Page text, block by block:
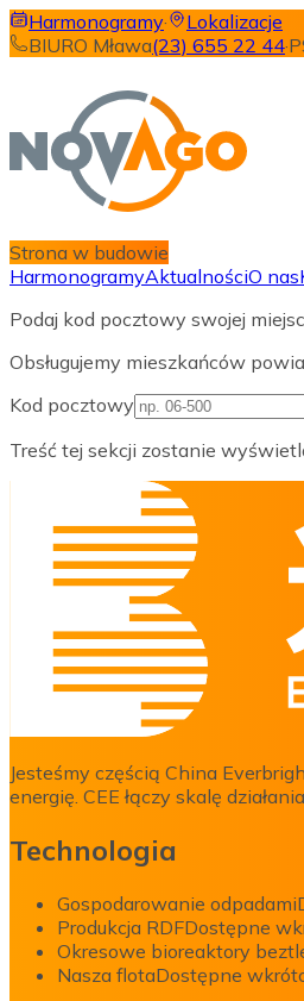
Harmonogramy·
Lokalizacje
BIURO Mława(23) 655 22 44·
Strona w budowie
HarmonogramyAktualnościO nas
Podaj kod pocztowy swojej
Obsługujemy mieszkańców
Kod pocztowy
Treść tej sekcji zostanie
Jesteśmy częścią China
energię. CEE łączy skalę
Technologia
Gospodarowanie odpadami
Produkcja RDFDostępne
Okresowe bioreaktory
Nasza flotaDostępne